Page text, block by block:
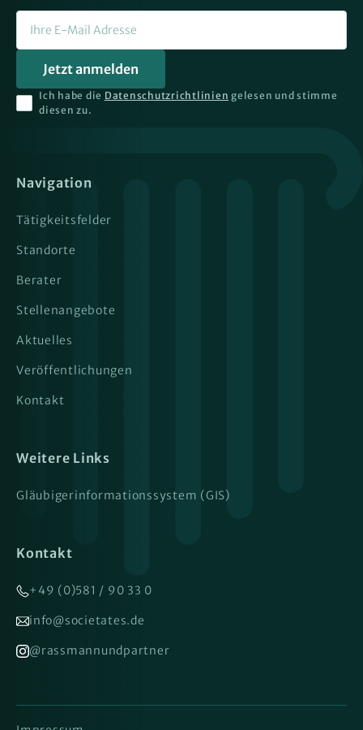
Ich habe die Datenschutzrichtlinien gelesen und stimme
diesen zu.
Navigation
Tätigkeitsfelder
Standorte
Berater
Stellenangebote
Aktuelles
Veröffentlichungen
Kontakt
Weitere Links
Gläubigerinformationssystem (GIS)
Kontakt
+49 (0)581 / 90 33 0
info@societates.de
@rassmannundpartner